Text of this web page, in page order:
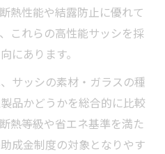
熱性能や結露防止に優れて
これらの高性能サッシを採
にあります。
サッシの素材・ガラスの種
品かどうかを総合的に比較
熱等級や省エネ基準を満た
成金制度の対象となりやす